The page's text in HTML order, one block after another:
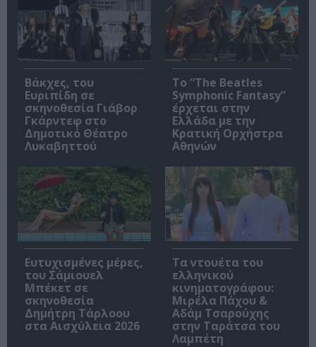
Βάκχες, του
Ευριπίδη σε
σκηνοθεσία Γιάβορ
Γκάρντεφ στο
Δημοτικό Θέατρο
Λυκαβηττού
Το “The Beatles
Symphonic Fantasy”
έρχεται στην
Ελλάδα με την
Κρατική Ορχήστρα
Αθηνών
Ευτυχισμένες μέρες,
του Σάμιουελ
Μπέκετ σε
σκηνοθεσία
Δημήτρη Τάρλοου
στα Αισχύλεια 2026
Τα ντουέτα του
ελληνικού
κινηματογράφου:
Μιρέλα Πάχου &
Αδάμ Τσαρούχης
στην Ταράτσα του
Λαμπέτη